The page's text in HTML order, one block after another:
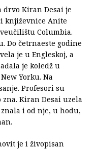
drvo Kiran Desai je
književnice Anite
Columbia.
Do četrnaeste godine
je u Engleskoj, a
je koledž u
Yorku. Na
Profesori su
Kiran Desai uzela
i od nje, u hodu,
je i živopisan